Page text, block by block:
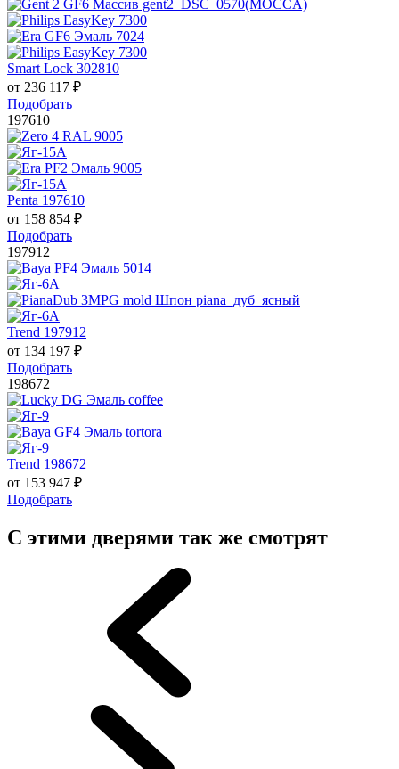
Smart Lock 302810
от 236 117 ₽
Подобрать
197610
Penta 197610
от 158 854 ₽
Подобрать
197912
Trend 197912
от 134 197 ₽
Подобрать
198672
Trend 198672
от 153 947 ₽
Подобрать
С этими дверями так же смотрят